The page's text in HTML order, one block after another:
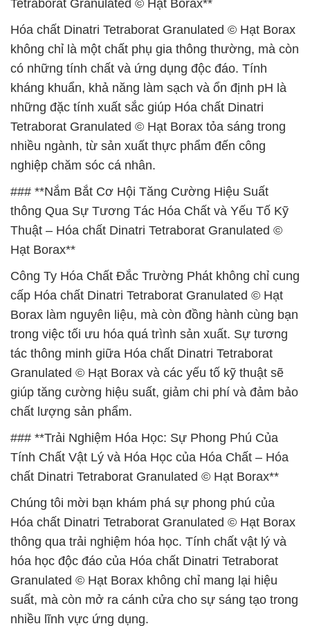
Tetraborat Granulated © Hạt Borax**
Hóa chất Dinatri Tetraborat Granulated © Hạt Borax
không chỉ là một chất phụ gia thông thường, mà còn
có những tính chất và ứng dụng độc đáo. Tính
kháng khuẩn, khả năng làm sạch và ổn định pH là
những đặc tính xuất sắc giúp Hóa chất Dinatri
Tetraborat Granulated © Hạt Borax tỏa sáng trong
nhiều ngành, từ sản xuất thực phẩm đến công
nghiệp chăm sóc cá nhân.
### **Nắm Bắt Cơ Hội Tăng Cường Hiệu Suất
thông Qua Sự Tương Tác Hóa Chất và Yếu Tố Kỹ
Thuật – Hóa chất Dinatri Tetraborat Granulated ©
Hạt Borax**
Công Ty Hóa Chất Đắc Trường Phát không chỉ cung
cấp Hóa chất Dinatri Tetraborat Granulated © Hạt
Borax làm nguyên liệu, mà còn đồng hành cùng bạn
trong việc tối ưu hóa quá trình sản xuất. Sự tương
tác thông minh giữa Hóa chất Dinatri Tetraborat
Granulated © Hạt Borax và các yếu tố kỹ thuật sẽ
giúp tăng cường hiệu suất, giảm chi phí và đảm bảo
chất lượng sản phẩm.
### **Trải Nghiệm Hóa Học: Sự Phong Phú Của
Tính Chất Vật Lý và Hóa Học của Hóa Chất – Hóa
chất Dinatri Tetraborat Granulated © Hạt Borax**
Chúng tôi mời bạn khám phá sự phong phú của
Hóa chất Dinatri Tetraborat Granulated © Hạt Borax
thông qua trải nghiệm hóa học. Tính chất vật lý và
hóa học độc đáo của Hóa chất Dinatri Tetraborat
Granulated © Hạt Borax không chỉ mang lại hiệu
suất, mà còn mở ra cánh cửa cho sự sáng tạo trong
nhiều lĩnh vực ứng dụng.